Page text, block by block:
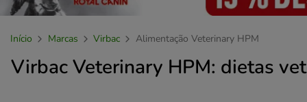
Início Marcas Virbac Alimentação Veterinary HPM
Virbac Veterinary HPM: dietas